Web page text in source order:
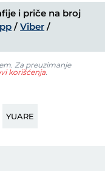
i priče na broj
/Viber /
Za preuzimanje
korišćenja.
YUARE